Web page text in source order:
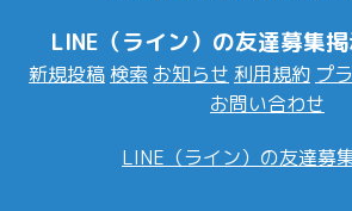
LINE（ライン）の友達募集
新規投稿 検索 お知らせ 利用規約 プ
お問い合わせ
LINE（ライン）の友達募